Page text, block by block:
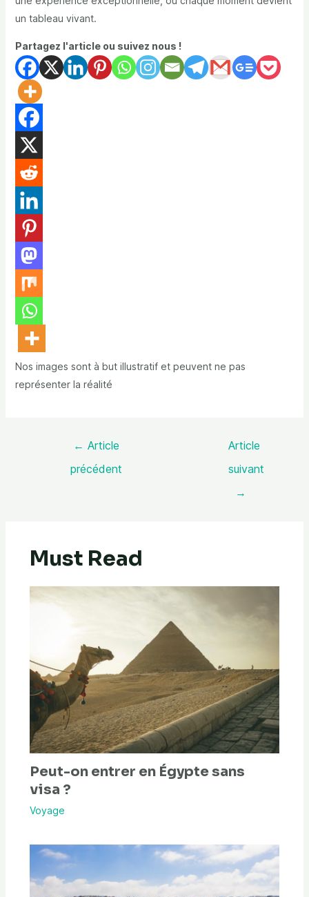
un tableau vivant.
Partagez l'article ou suivez nous !
Nos images sont à but illustratif et peuvent ne pas
représenter la réalité
← Article
précédent
Article
suivant
→
Must Read
Peut-on entrer en Égypte sans
visa ?
Voyage